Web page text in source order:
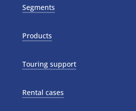
Segments
Products
Touring support
Rental cases